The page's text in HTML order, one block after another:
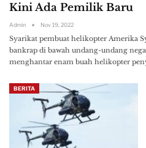
Kini Ada Pemilik Baru
Admin Nov 19, 2022
Syarikat pembuat helikopter Amerika
bankrap di bawah undang-undang
menghantar enam buah helikopter
BERITA